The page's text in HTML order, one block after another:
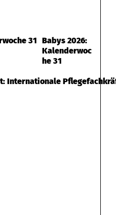
Babys 2026:
Kalenderwoc
he 31